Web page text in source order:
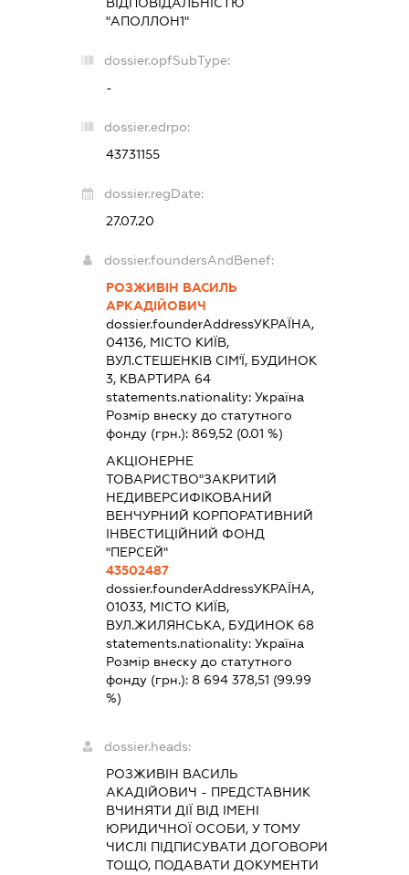
ВІДПОВІДАЛЬНІСТЮ
"АПОЛЛОН1"
dossier.opfSubType:
-
dossier.edrpo:
43731155
dossier.regDate:
27.07.20
dossier.foundersAndBenef:
РОЗЖИВІН ВАСИЛЬ
АРКАДІЙОВИЧ
dossier.founderAddressУКРАЇНА,
04136, МІСТО КИЇВ,
ВУЛ.СТЕШЕНКІВ СІМ'Ї, БУДИНОК
3, КВАРТИРА 64
statements.nationality:Україна
Розмір внеску до статутного
фонду (грн.):869,52 (0.01 %)
АКЦІОНЕРНЕ
ТОВАРИСТВО"ЗАКРИТИЙ
НЕДИВЕРСИФІКОВАНИЙ
ВЕНЧУРНИЙ КОРПОРАТИВНИЙ
ІНВЕСТИЦІЙНИЙ ФОНД
"ПЕРСЕЙ"
43502487
dossier.founderAddressУКРАЇНА,
01033, МІСТО КИЇВ,
ВУЛ.ЖИЛЯНСЬКА, БУДИНОК 68
statements.nationality:Україна
Розмір внеску до статутного
фонду (грн.):8 694 378,51 (99.99
%)
dossier.heads:
РОЗЖИВІН ВАСИЛЬ
АКАДІЙОВИЧ - ПРЕДСТАВНИК
ВЧИНЯТИ ДІЇ ВІД ІМЕНІ
ЮРИДИЧНОЇ ОСОБИ, У ТОМУ
ЧИСЛІ ПІДПИСУВАТИ ДОГОВОРИ
ТОЩО, ПОДАВАТИ ДОКУМЕНТИ